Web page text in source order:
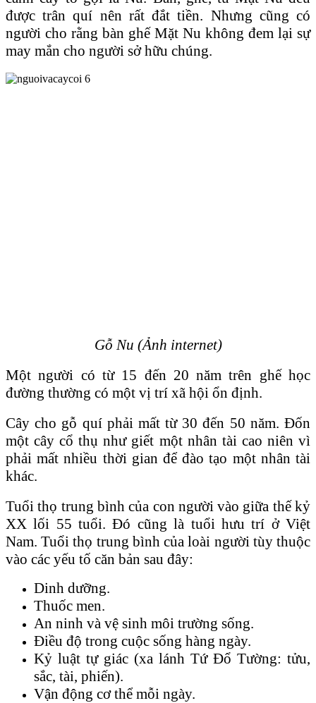
được trân quí nên rất đắt tiền. Nhưng cũng có
người cho rằng bàn ghế Mặt Nu không đem lại sự
may mắn cho người sở hữu chúng.
Gỗ Nu (Ảnh internet)
Một người có từ 15 đến 20 năm trên ghế học
đường thường có một vị trí xã hội ổn định.
Cây cho gỗ quí phải mất từ 30 đến 50 năm. Ɖốn
một cây cổ thụ như giết một nhân tài cao niên vì
phải mất nhiều thời gian để đào tạo một nhân tài
khác.
Tuổi thọ trung bình của con người vào giữa thế kỷ
XX lối 55 tuổi. Ɖó cũng là tuổi hưu trí ở Việt
Nam. Tuổi thọ trung bình của loài người tùy thuộc
vào các yếu tố căn bản sau đây:
Dinh dưỡng.
Thuốc men.
An ninh và vệ sinh môi trường sống.
Ɖiều độ trong cuộc sống hàng ngày.
Kỷ luật tự giác (xa lánh Tứ Ɖổ Tường: tửu,
sắc, tài, phiến).
Vận động cơ thể mỗi ngày.